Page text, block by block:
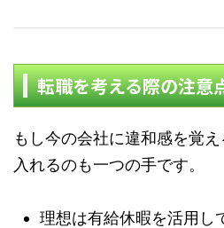
転職を考える際の注意
もし今の会社に違和感を覚
入れるのも一つの手です。
理想は有給休暇を活用し